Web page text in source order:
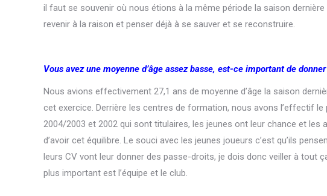
il faut se souvenir où nous étions à la même période la saison
revenir à la raison et penser déjà à se sauver et se reconstruire.
Vous avez une moyenne d’âge assez basse, est-ce important de
Nous avions effectivement 27,1 ans de moyenne d’âge la saison
cet exercice. Derrière les centres de formation, nous avons l’effectif le
2004/2003 et 2002 qui sont titulaires, les jeunes ont leur chance et
d’avoir cet équilibre. Le souci avec les jeunes joueurs c’est qu’ils
leurs CV vont leur donner des passe-droits, je dois donc veiller à tout
plus important est l’équipe et le club.